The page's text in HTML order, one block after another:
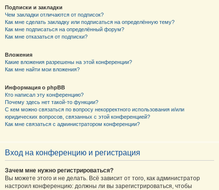
Подписки и закладки
Чем закладки отличаются от подписок?
Как мне сделать закладку или подписаться на определённую тему?
Как мне подписаться на определённый форум?
Как мне отказаться от подписки?
Вложения
Какие вложения разрешены на этой конференции?
Как мне найти мои вложения?
Информация о phpBB
Кто написал эту конференцию?
Почему здесь нет такой-то функции?
С кем можно связаться по вопросу некорректного использования и/или
юридических вопросов, связанных с этой конференцией?
Как мне связаться с администратором конференции?
Вход на конференцию и регистрация
Зачем мне нужно регистрироваться?
Вы можете этого и не делать. Всё зависит от того, как администратор
настроил конференцию: должны ли вы зарегистрироваться, чтобы